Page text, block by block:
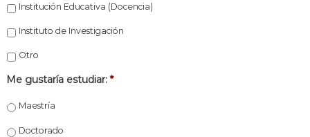
Institución Educativa (Docencia)
Instituto de Investigación
Otro
Me gustaría estudiar: *
Maestría
Doctorado